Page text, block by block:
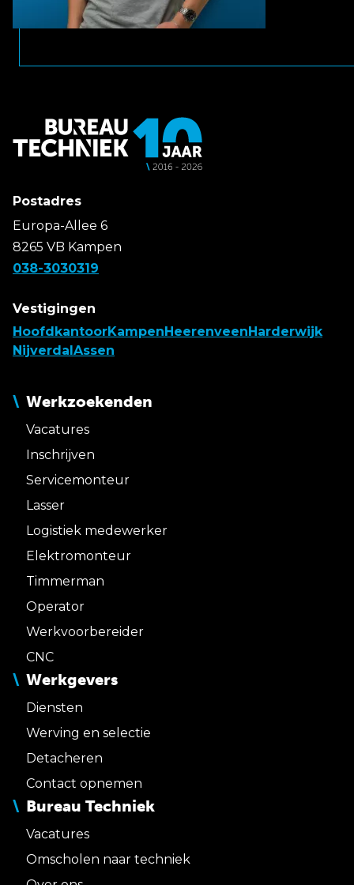
Postadres
Europa-Allee 6
8265 VB Kampen
038-3030319
Vestigingen
HoofdkantoorKampen Heerenveen Harderwijk
Nijverdal Assen
Werkzoekenden
Vacatures
Inschrijven
Servicemonteur
Lasser
Logistiek medewerker
Elektromonteur
Timmerman
Operator
Werkvoorbereider
CNC
Werkgevers
Diensten
Werving en selectie
Detacheren
Contact opnemen
Bureau Techniek
Vacatures
Omscholen naar techniek